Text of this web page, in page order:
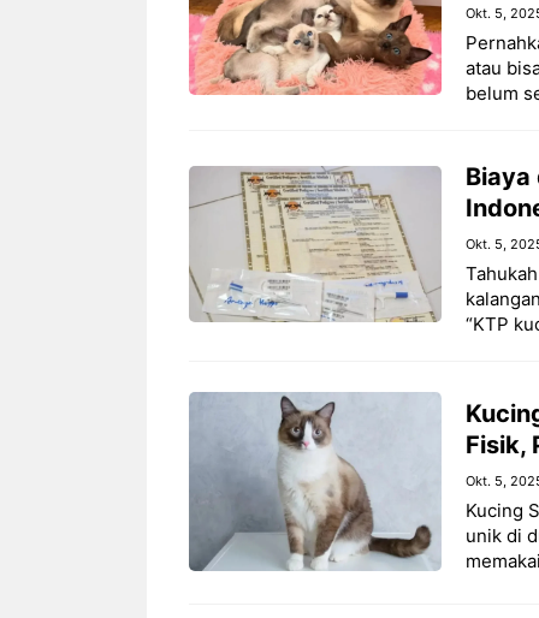
Okt. 5,
atau
belum
Okt. 5,
“KTP
Fisik,
Okt. 5,
Kucing
unik di